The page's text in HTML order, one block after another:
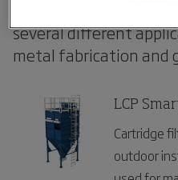
several different
metal fabrication and
LCP
Cartridge
outdoor